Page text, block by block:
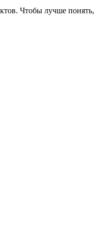
Чтобы лучше понять,